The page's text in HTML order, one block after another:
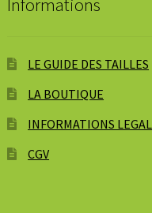
Informations
LE GUIDE DES TAILLES
LA BOUTIQUE
INFORMATIONS
CGV